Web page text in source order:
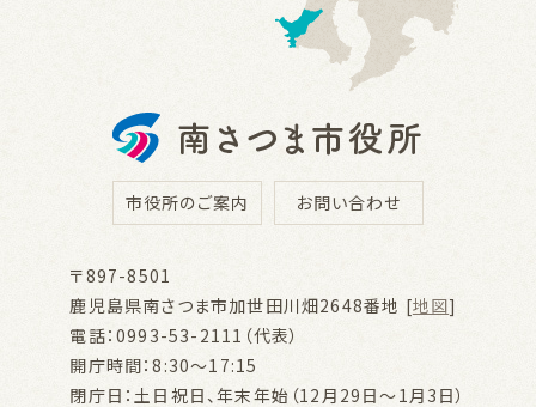
市役所のご案内 お問い合わせ
〒897-8501
鹿児島県南さつま市加世田川畑2648番地 [地図]
電話：0993-53-2111（代表）
開庁時間：8:30～17:15
閉庁日：土日祝日、年末年始（12月29日～1月3日）